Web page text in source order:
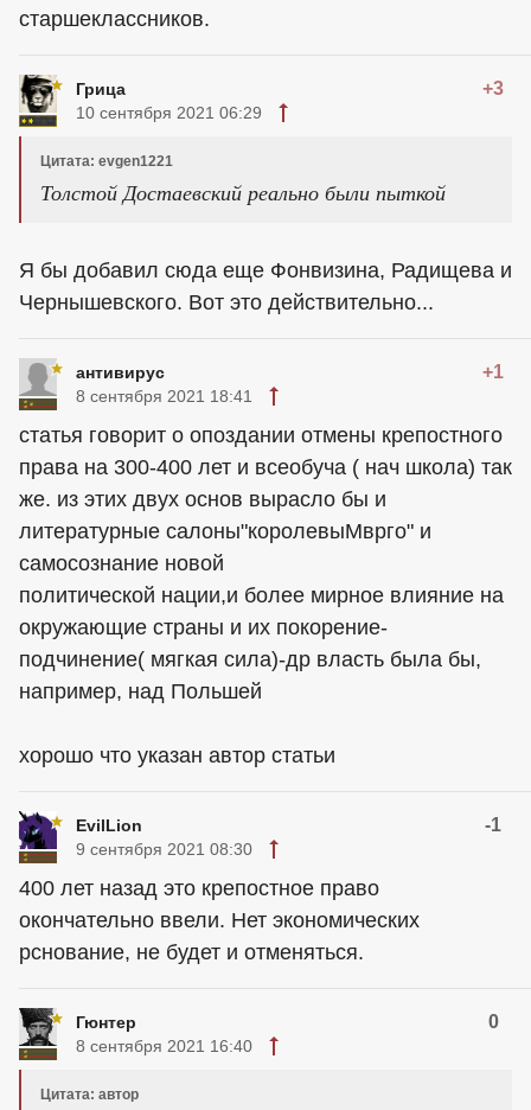
старшеклассников.
Грица +3
10 сентября 2021 06:29
Цитата: evgen1221
Толстой Достаевский реально были пыткой
Я бы добавил сюда еще Фонвизина, Радищева и
Чернышевского. Вот это действительно...
антивирус +1
8 сентября 2021 18:41
статья говорит о опоздании отмены крепостного
права на 300-400 лет и всеобуча ( нач школа) так
же. из этих двух основ вырасло бы и
литературные салоны"королевыМврго" и
самосознание новой
политической нации,и более мирное влияние на
окружающие страны и их покорение-
подчинение( мягкая сила)-др власть была бы,
например, над Польшей
хорошо что указан автор статьи
EvilLion -1
9 сентября 2021 08:30
400 лет назад это крепостное право
окончательно ввели. Нет экономических
рснование, не будет и отменяться.
Гюнтер 0
8 сентября 2021 16:40
Цитата: автор